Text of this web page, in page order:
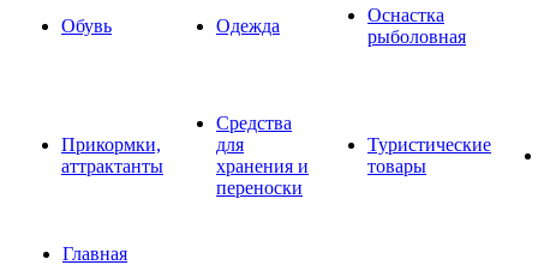
Обувь Одежда
Оснастка
рыболовная
Прикормки,
аттрактанты
Средства
для
хранения и
переноски
Туристические
товары
Главная